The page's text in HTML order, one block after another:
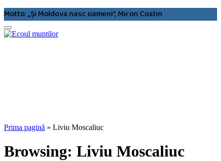
Motto: „Şi Moldova nasc oameni”, Miron Costin
Prima pagină » Liviu Moscaliuc
Browsing: Liviu Moscaliuc